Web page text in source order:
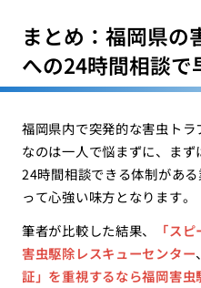
まとめ：福岡県の
への24時間相談で
福岡県内で突発的な害虫ト
なのは一人で悩まずに、まず
24時間相談できる体制があ
って心強い味方となります。
筆者が比較した結果、
「ス
害虫駆除レスキューセンター、
証」を重視するなら福岡害虫